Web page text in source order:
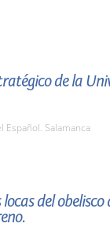
de la
Español. Salamanca
del obelisco